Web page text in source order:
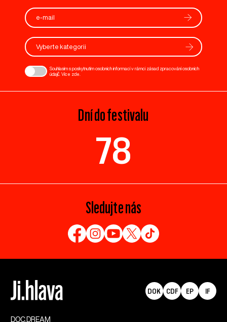
Vyberte kategorii
Souhlasím s poskytnutím osobních informací v rámci zásad zpracování osobních
údajů. Více zde
Dní do festivalu
78
Sledujte nás
DOC.DREAM​
DOK CDF EP IF